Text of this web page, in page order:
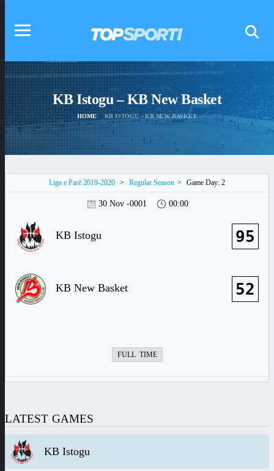
KB Istogu – KB New Basket
HOME KB ISTOGU – KB NEW BASKET
Liga e Parë 2019-2020 > Regular Season > Game Day: 2
30 Nov -0001 00:00
KB Istogu 95
KB New Basket 52
FULL TIME
LATEST GAMES
KB Istogu